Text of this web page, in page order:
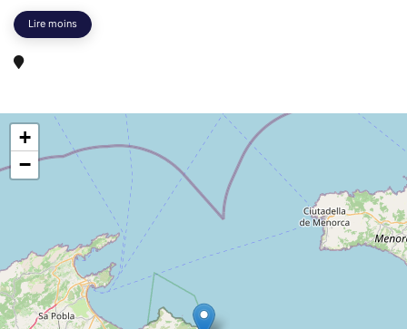
Lire moins
+
−